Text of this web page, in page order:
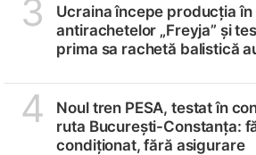
3
Ucraina începe producția în
antirachetelor „Freyja” și
prima sa rachetă balistică
4
Noul tren PESA, testat în
ruta București-Constanța:
condiționat, fără asigurare